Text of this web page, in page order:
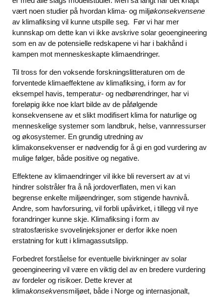
vært noen studier på hvordan klima- og miljøkonsekvensene
av klimafiksing vil kunne utspille seg. Før vi har mer
kunnskap om dette kan vi ikke avskrive solar geoengineering
som en av de potensielle redskapene vi har i bakhånd i
kampen mot menneskeskapte klimaendringer.
Til tross for den voksende forskningslitteraturen om de
forventede klimaeffektene av klimafiksing, i form av for
eksempel havis, temperatur- og nedbørendringer, har vi
foreløpig ikke noe klart bilde av de påfølgende
konsekvensene av et slikt modifisert klima for naturlige og
menneskelige systemer som landbruk, helse, vannressurser
og økosystemer. En grundig utredning av
klimakonsekvenser er nødvendig for å gi en god vurdering av
mulige følger, både positive og negative.
Effektene av klimaendringer vil ikke bli reversert av at vi
hindrer solstråler fra å nå jordoverflaten, men vi kan
begrense enkelte miljøendringer, som stigende havnivå.
Andre, som havforsuring, vil forbli upåvirket, i tillegg vil nye
forandringer kunne skje. Klimafiksing i form av
stratosfæriske svovelinjeksjoner er derfor ikke noen
erstatning for kutt i klimagassutslipp.
Forbedret forståelse for eventuelle bivirkninger av solar
geoengineering vil være en viktig del av en bredere vurdering
av fordeler og risikoer. Dette krever at
klimakonsekvensmiljøet, både i Norge og internasjonalt,